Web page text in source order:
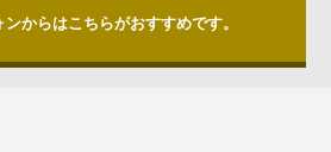
からはこちらがおすすめです。